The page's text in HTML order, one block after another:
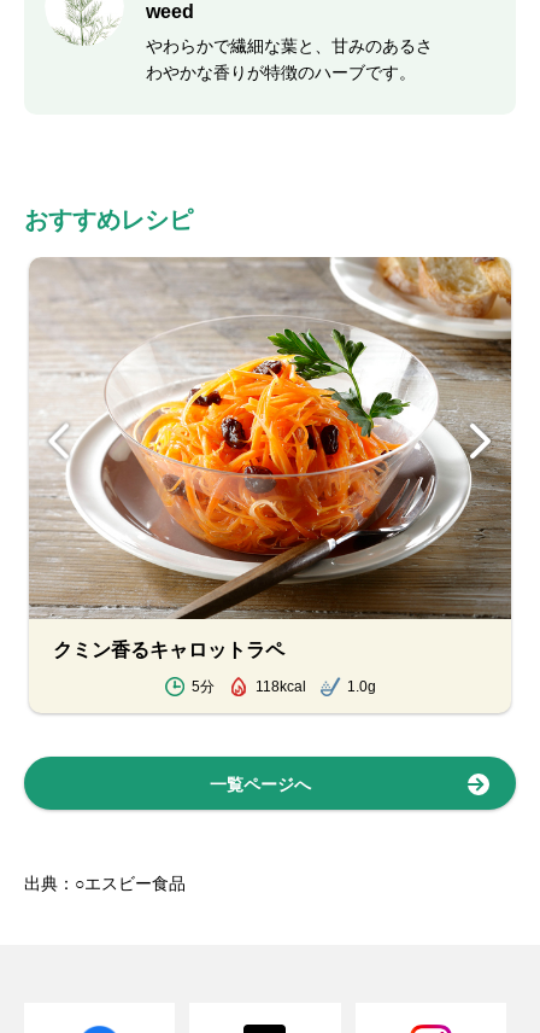
weed
やわらかで繊細な葉と、甘みのあるさ
わやかな香りが特徴のハーブです。
おすすめレシピ
クミン香るキャロットラペ
5分 118kcal 1.0g
一覧ページへ
出典：○エスビー食品